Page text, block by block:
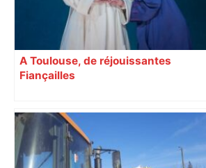
A Toulouse, de réjouissantes
Fiançailles